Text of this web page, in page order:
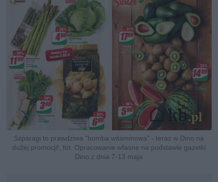
Szparagi to prawdziwa "bomba witaminowa" - teraz w Dino na
dużej promocji!, fot. Opracowanie własne na podstawie gazetki
Dino z dnia 7-13 maja